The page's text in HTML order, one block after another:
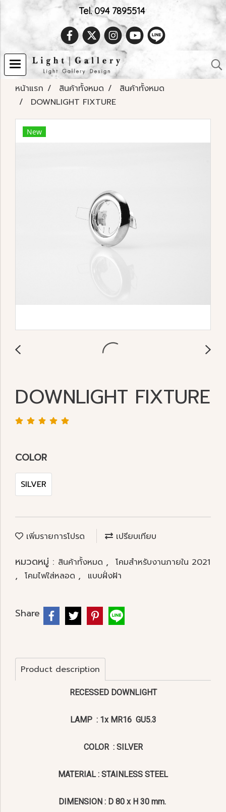
Tel. 094 7895514
หน้าแรก สินค้าทั้งหมด
สินค้าทั้งหมด
DOWNLIGHT FIXTURE
New
DOWNLIGHT FIXTURE
COLOR
SILVER
เพิ่มรายการโปรด เปรียบเทียบ
หมวดหมู่ : สินค้าทั้งหมด , โคมสำหรับงานภายใน 2021
, โคมไฟใส่หลอด , แบบฝั่งฝ้า
Share
Product description
RECESSED DOWNLIGHT
LAMP : 1x MR16 GU5.3
COLOR : SILVER
MATERIAL : STAINLESS STEEL
DIMENSION : D 80 x H 30 mm.